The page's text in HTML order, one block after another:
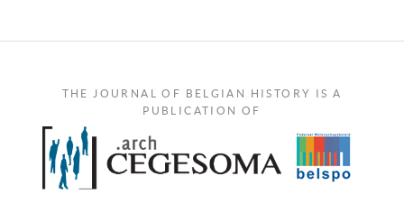
THE JOURNAL OF BELGIAN HISTORY IS A
PUBLICATION OF